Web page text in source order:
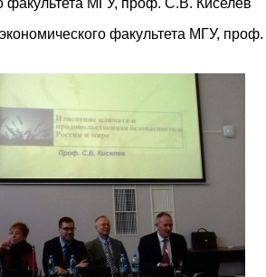
факультета МГУ, проф. С.В. Киселев
факультета МГУ, проф.